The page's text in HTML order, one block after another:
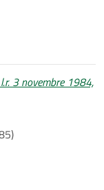
3 novembre 1984,